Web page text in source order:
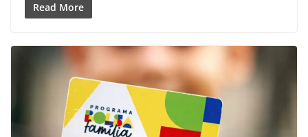
Read More